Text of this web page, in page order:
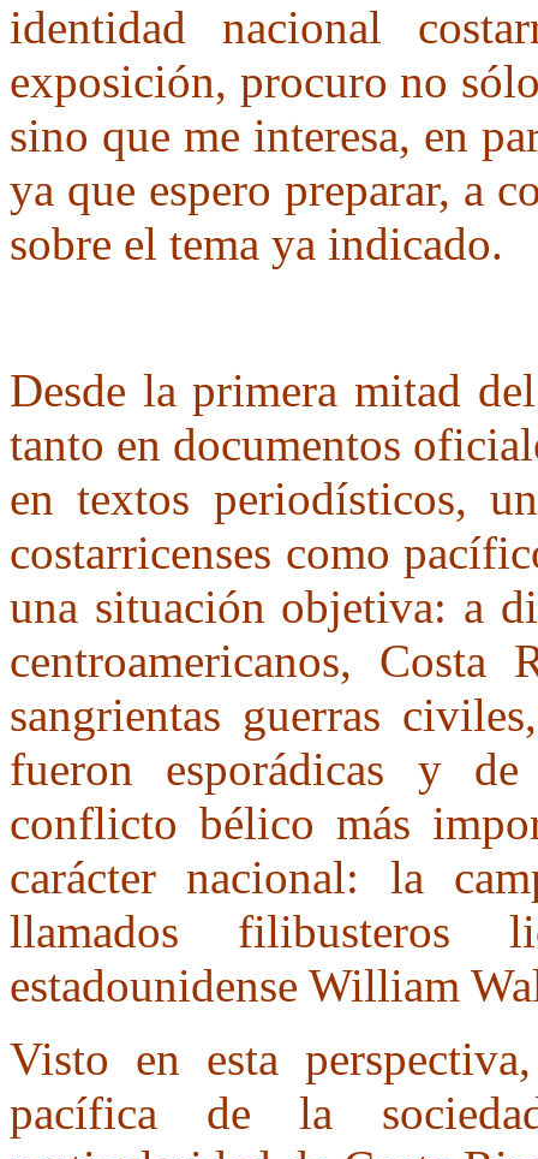
identidad nacional
exposición, procuro no
sino que me interesa, en
ya que espero preparar, a
sobre el tema ya indicado.
Desde la primera mitad
tanto en documentos
en textos periodísticos,
costarricenses como
una situación objetiva: a
centroamericanos,
sangrientas guerras
fueron esporádicas y
conflicto bélico más
carácter nacional: la
llamados filibusteros
estadounidense William
Visto en esta
pacífica de la